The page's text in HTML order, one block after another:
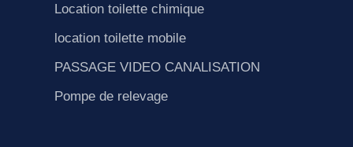
Location toilette chimique
location toilette mobile
PASSAGE VIDEO CANALISATION
Pompe de relevage